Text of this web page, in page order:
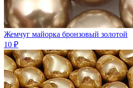
Жемчуг майорка бронзовый золотой
10 ₽